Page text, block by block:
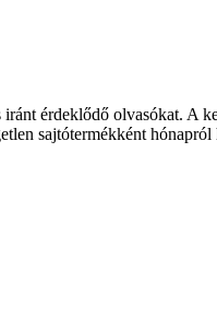
érdeklődő olvasókat. A
sajtótermékként